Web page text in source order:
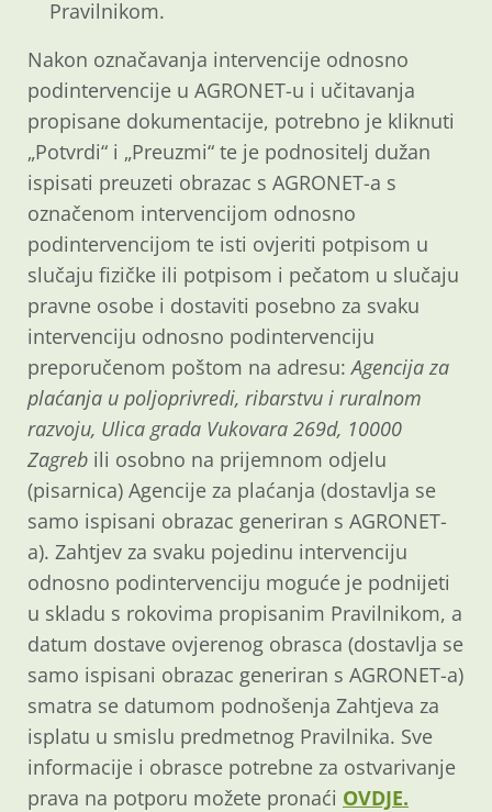
Pravilnikom.
Nakon označavanja intervencije odnosno
podintervencije u AGRONET-u i učitavanja
propisane dokumentacije, potrebno je kliknuti
„Potvrdi“ i „Preuzmi“ te je podnositelj dužan
ispisati preuzeti obrazac s AGRONET-a s
označenom intervencijom odnosno
podintervencijom te isti ovjeriti potpisom u
slučaju fizičke ili potpisom i pečatom u slučaju
pravne osobe i dostaviti posebno za svaku
intervenciju odnosno podintervenciju
preporučenom poštom na adresu:Agencija za
plaćanja u poljoprivredi, ribarstvu i ruralnom
razvoju, Ulica grada Vukovara 269d, 10000
Zagreb ili osobno na prijemnom odjelu
(pisarnica) Agencije za plaćanja (dostavlja se
samo ispisani obrazac generiran s AGRONET-
a). Zahtjev za svaku pojedinu intervenciju
odnosno podintervenciju moguće je podnijeti
u skladu s rokovima propisanim Pravilnikom, a
datum dostave ovjerenog obrasca (dostavlja se
samo ispisani obrazac generiran s AGRONET-a)
smatra se datumom podnošenja Zahtjeva za
isplatu u smislu predmetnog Pravilnika. Sve
informacije i obrasce potrebne za ostvarivanje
prava na potporu možete pronaći OVDJE.